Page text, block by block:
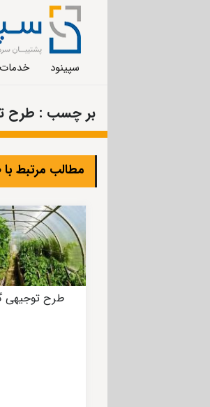
سپینود خدمات
بر چسب : طرح
مطالب مرتبط
طرح توجیهی